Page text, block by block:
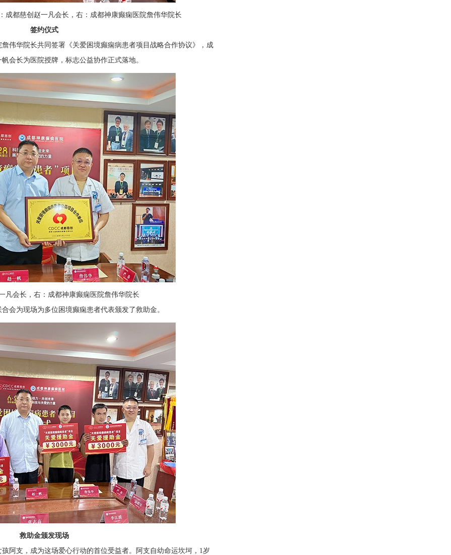
成都慈创赵一凡会长，右：成都神康癫痫医院詹伟华院长
签约仪式
伟华院长共同签署《关爱困境癫痫病患者项目战略合作协议》，成
会长为医院授牌，标志公益协作正式落地。
凡会长，右：成都神康癫痫医院詹伟华院长
会为现场为多位困境癫痫患者代表颁发了救助金。
救助金颁发现场
阿支，成为这场爱心行动的首位受益者。阿支自幼命运坎坷，1岁